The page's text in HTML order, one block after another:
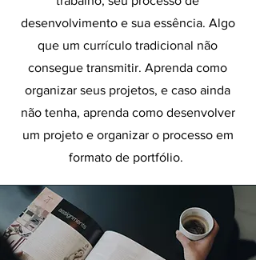
desenvolvimento e sua essência. Algo
que um currículo tradicional não
consegue transmitir. Aprenda como
organizar seus projetos, e caso ainda
não tenha, aprenda como desenvolver
um projeto e organizar o processo em
formato de portfólio.